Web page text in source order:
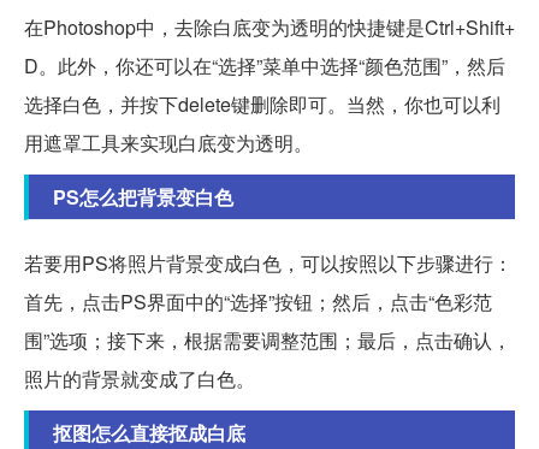
在Photoshop中，去除白底变为透明的快捷键是Ctrl+Shift+
D。此外，你还可以在“选择”菜单中选择“颜色范围”，然后
选择白色，并按下delete键删除即可。当然，你也可以利
用遮罩工具来实现白底变为透明。
PS怎么把背景变白色
若要用PS将照片背景变成白色，可以按照以下步骤进行：
首先，点击PS界面中的“选择”按钮；然后，点击“色彩范
围”选项；接下来，根据需要调整范围；最后，点击确认，
照片的背景就变成了白色。
抠图怎么直接抠成白底